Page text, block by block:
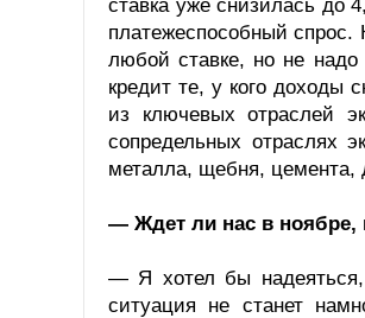
ставка уже снизилась до
платежеспособный спрос.
любой ставке, но не надо
кредит те, у кого доходы
из ключевых отраслей
сопредельных отраслях
металла, щебня, цемента,
— Ждет ли нас в ноябре,
— Я хотел бы надеяться,
ситуация не станет